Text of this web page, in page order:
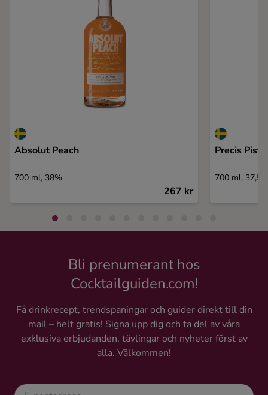
Absolut Peach
700 ml, 38%
267 kr
Precis
700 ml,
Bli prenumerant hos
Cocktailguiden.com!
Få drinkrecept, trendspaningar och guider direkt till din
mail – helt gratis! Signa upp dig och ta del av våra
exklusiva erbjudanden, tävlingar och nyheter först av
alla. Välkommen!